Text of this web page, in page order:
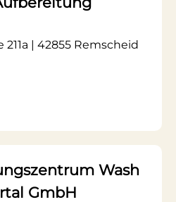
| 42855 Remscheid
Wash
GmbH